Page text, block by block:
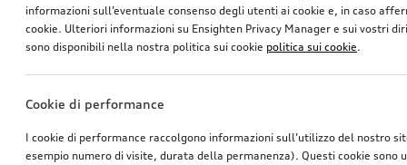
informazioni sull’eventuale consenso degli utenti ai cookie e, in caso
cookie. Ulteriori informazioni su Ensighten Privacy Manager e sui vostri
sono disponibili nella nostra politica sui cookie politica sui cookie.
Cookie di performance
I cookie di performance raccolgono informazioni sull’utilizzo del nostro
esempio numero di visite, durata della permanenza). Questi cookie sono